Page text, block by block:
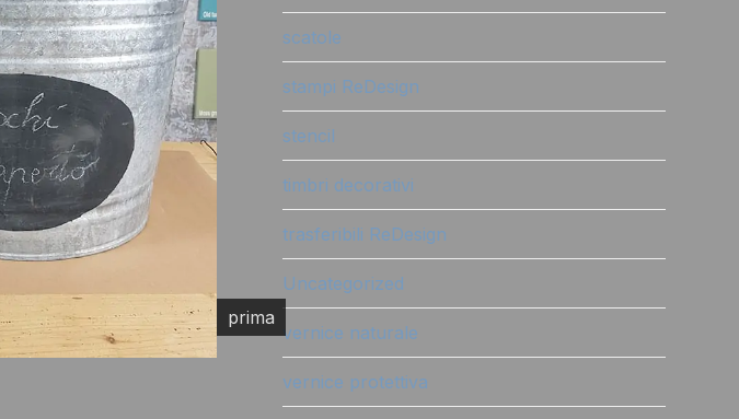
prima
scatole
stampi ReDesign
stencil
timbri decorativi
trasferibili ReDesign
Uncategorized
vernice naturale
vernice protettiva